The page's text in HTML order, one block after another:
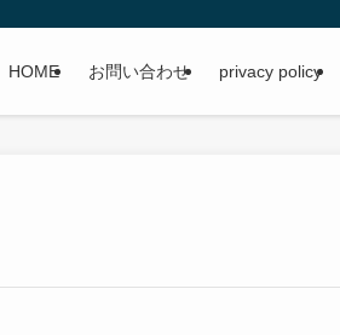
HOME お問い合わせ privacy policy